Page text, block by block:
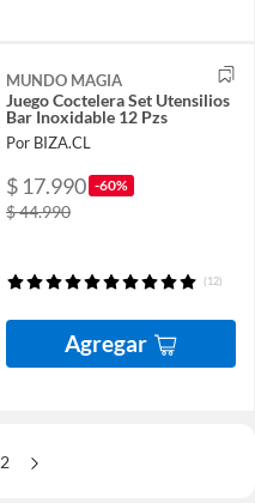
MUNDO MAGIA
Juego Coctelera Set Utensilios
Bar Inoxidable 12 Pzs
Por BIZA.CL
$ 17.990 -60%
$ 44.990
(12)
Agregar
2